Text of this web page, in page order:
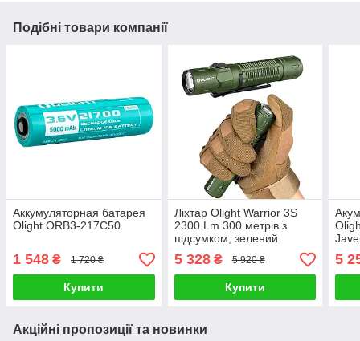
Подібні товари компанії
Аккумуляторная батарея
Olight ORB3-217C50
1 548 ₴ 1 720 ₴
Купити
Ліхтар Olight Warrior 3S
2300 Lm 300 метрів з
підсумком, зелений
5 328₴ 5 920 ₴
Купити
5
Акційні пропозиції та новинки